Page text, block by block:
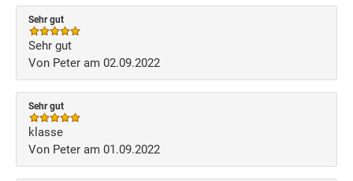
Sehr gut
Sehr gut
Von Peter am 02.09.2022
Sehr gut
klasse
Von Peter am 01.09.2022